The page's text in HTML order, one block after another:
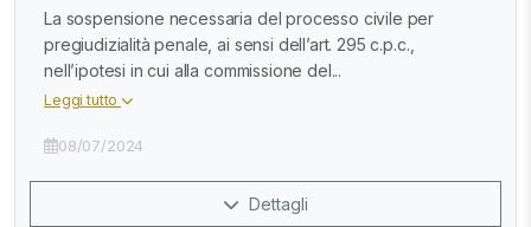
La sospensione necessaria del processo civile per
pregiudizialità penale, ai sensi dell’art. 295 c.p.c.,
nell’ipotesi in cui alla commissione del...
Leggi tutto
08/07/2024
Dettagli